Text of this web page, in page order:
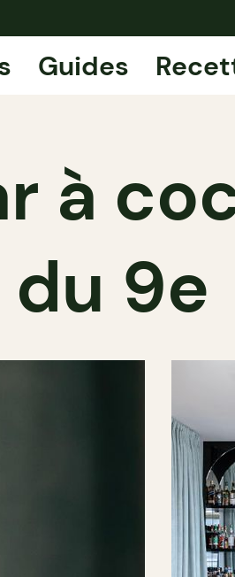
Guides
à
9e